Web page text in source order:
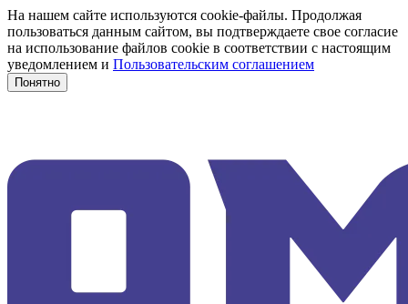
На нашем сайте используются cookie-файлы. Продолжая
пользоваться данным сайтом, вы подтверждаете свое согласие
на использование файлов cookie в соответствии с настоящим
уведомлением и Пользовательским соглашением
Понятно